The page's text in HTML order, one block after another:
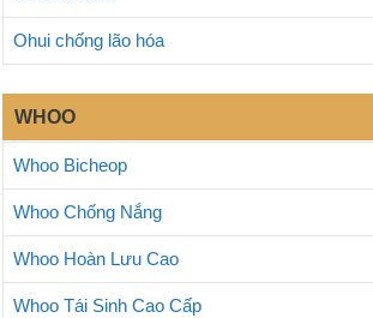
Ohui chống lão hóa
WHOO
Whoo Bicheop
Whoo Chống Nắng
Whoo Hoàn Lưu Cao
Whoo Tái Sinh Cao Cấp